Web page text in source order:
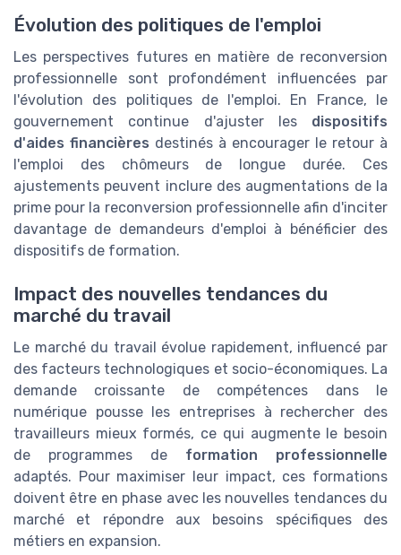
Évolution des politiques de l'emploi
Les perspectives futures en matière de reconversion
professionnelle sont profondément influencées par
l'évolution des politiques de l'emploi. En France, le
gouvernement continue d'ajuster les dispositifs
d'aides financières destinés à encourager le retour à
l'emploi des chômeurs de longue durée. Ces
ajustements peuvent inclure des augmentations de la
prime pour la reconversion professionnelle afin d'inciter
davantage de demandeurs d'emploi à bénéficier des
dispositifs de formation.
Impact des nouvelles tendances du
marché du travail
Le marché du travail évolue rapidement, influencé par
des facteurs technologiques et socio-économiques. La
demande croissante de compétences dans le
numérique pousse les entreprises à rechercher des
travailleurs mieux formés, ce qui augmente le besoin
de programmes de formation professionnelle
adaptés. Pour maximiser leur impact, ces formations
doivent être en phase avec les nouvelles tendances du
marché et répondre aux besoins spécifiques des
métiers en expansion.